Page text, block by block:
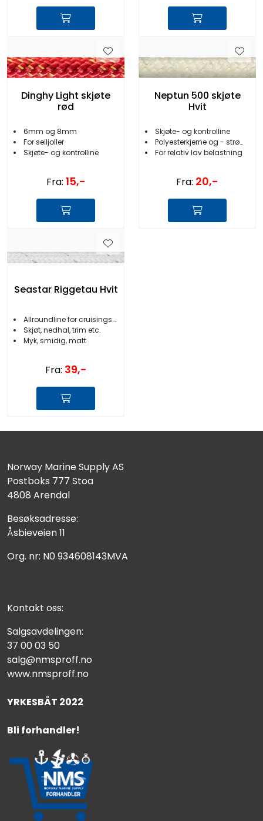
Dinghy Light skjøte
rød
6mm og 8mm
For seiljoller
Skjøte- og kontrolline
Fra: 15,-
Neptun 500 skjøte
Hvit
Skjøte- og kontrolline
Polyesterkjerne og - strømpe
For relativ lav belastning
Fra: 20,-
Seastar Riggetau Hvit
Allroundline for cruisingseilere
Skjøt, nedhal, trim etc.
Myk, smidig, matt
Fra: 39,-
Norway Marine Supply AS
Postboks 777 Stoa
4808 Arendal
Besøksadresse:
Åsbieveien 11
Org. nr: N0 934608143MVA
Kontakt oss:
Salgsavdelingen:
37 00 03 50
salg@nmsproff.no
www.nmsproff.no
YRKESBÅT 2022
Bli forhandler!